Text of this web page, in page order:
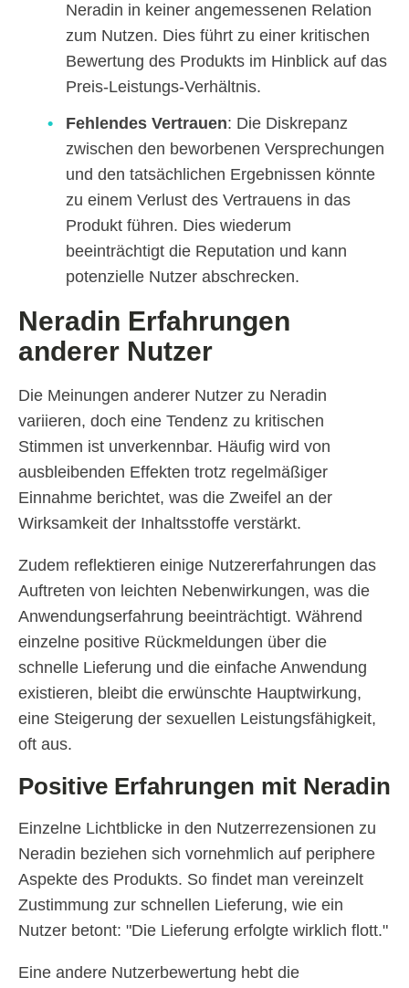
Neradin in keiner angemessenen Relation
zum Nutzen. Dies führt zu einer kritischen
Bewertung des Produkts im Hinblick auf das
Preis-Leistungs-Verhältnis.
Fehlendes Vertrauen: Die Diskrepanz
zwischen den beworbenen Versprechungen
und den tatsächlichen Ergebnissen könnte
zu einem Verlust des Vertrauens in das
Produkt führen. Dies wiederum
beeinträchtigt die Reputation und kann
potenzielle Nutzer abschrecken.
Neradin Erfahrungen
anderer Nutzer
Die Meinungen anderer Nutzer zu Neradin
variieren, doch eine Tendenz zu kritischen
Stimmen ist unverkennbar. Häufig wird von
ausbleibenden Effekten trotz regelmäßiger
Einnahme berichtet, was die Zweifel an der
Wirksamkeit der Inhaltsstoffe verstärkt.
Zudem reflektieren einige Nutzererfahrungen das
Auftreten von leichten Nebenwirkungen, was die
Anwendungserfahrung beeinträchtigt. Während
einzelne positive Rückmeldungen über die
schnelle Lieferung und die einfache Anwendung
existieren, bleibt die erwünschte Hauptwirkung,
eine Steigerung der sexuellen Leistungsfähigkeit,
oft aus.
Positive Erfahrungen mit Neradin
Einzelne Lichtblicke in den Nutzerrezensionen zu
Neradin beziehen sich vornehmlich auf periphere
Aspekte des Produkts. So findet man vereinzelt
Zustimmung zur schnellen Lieferung, wie ein
Nutzer betont: "Die Lieferung erfolgte wirklich flott."
Eine andere Nutzerbewertung hebt die